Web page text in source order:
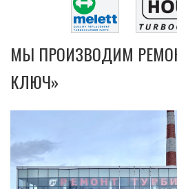
МЫ ПРОИЗВОДИМ
КЛЮЧ»